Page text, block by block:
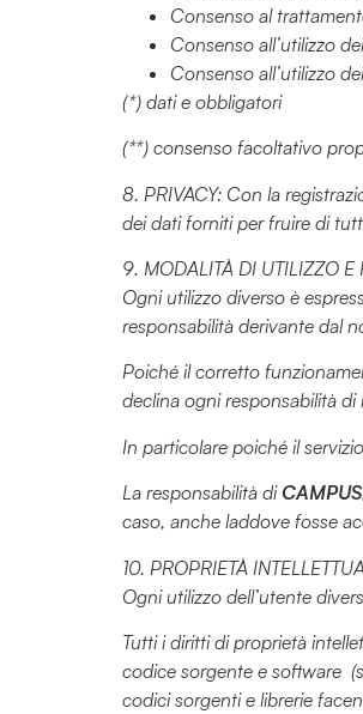
Consenso al
Consenso all’utilizzo
Consenso all’utilizzo
(*) dati e obbligatori
(**) consenso facoltativo
8. PRIVACY: Con la
dei dati forniti per fruire di
9. MODALITÀ DI UTILIZZO
Ogni utilizzo diverso è
responsabilità derivante dal
Poiché il corretto
declina ogni responsabilità
In particolare poiché il
La responsabilità di CAMPUS
caso, anche laddove fosse
10. PROPRIETÀ
Ogni utilizzo dell’utente
Tutti i diritti di proprietà
codice sorgente e software
codici sorgenti e librerie